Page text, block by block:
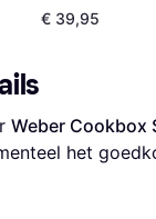
XXLarge EGG
(119490)
€ 39,95
Weber Cookbox
het